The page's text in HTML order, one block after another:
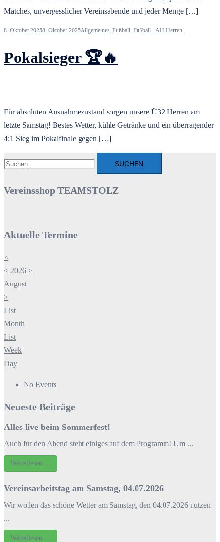
Matches, unvergesslicher Vereinsabende und jeder Menge […]
8. Oktober 20258. Oktober 2025Allgemeines Fußball Fußball - AH-Herren
Pokalsieger 🏆🔥
Für absoluten Ausnahmezustand sorgen unsere Ü32 Herren am
letzte Samstag! Bestes Wetter, kühle Getränke und ein überragender
4:1 Sieg im Pokalfinale gegen […]
Suchen
Vereinsshop TEAMSTOLZ
Aktuelle Termine
<
< 2026 >
August
>
List
Month
List
Week
Day
No Events
Neueste Beiträge
Alles live beim Sommerfest!
Auch für den Abend steht einiges auf dem Programm! Um ...
Weiterlesen …
Vereinsarbeitstag am Samstag, 04.07.2026
Wir wollen das schöne Wetter am Samstag, den 04.07.2026 nutzen
...
Weiterlesen …